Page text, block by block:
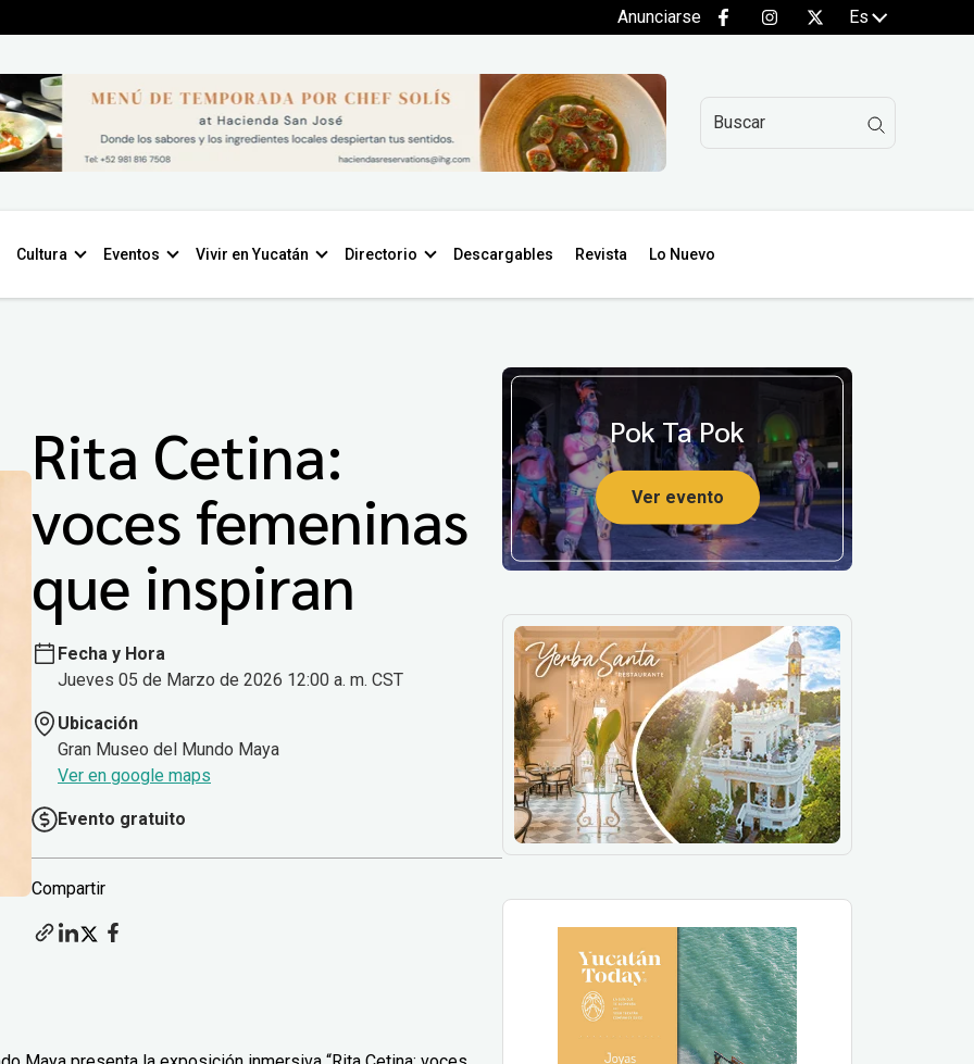
Anunciarse Es
Cultura Eventos Vivir en Yucatán Directorio Descargables Revista Lo Nuevo
Rita Cetina:
voces femeninas
que inspiran
Fecha y Hora
Jueves 05 de Marzo de 2026 12:00 a. m. CST
Ubicación
Gran Museo del Mundo Maya
Ver en google maps
Evento gratuito
Compartir
Pok Ta Pok
Ver evento